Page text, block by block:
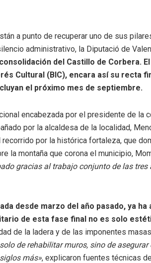
a punto de recuperar uno de sus
administrativo, la Diputació de
del Castillo de Corbera.
Cultural (BIC), encara así su recta
el próximo mes de septiembre.
encabezada por el presidente de la
por la alcaldesa de la localidad,
por la histórica fortaleza, que
la montaña que corona el municipio,
gracias al trabajo conjunto de las
desde marzo del año pasado, ya ha
de esta fase final no es solo
de la ladera y de las imponentes
de rehabilitar muros, sino de asegurar
más», explicaron fuentes técnicas